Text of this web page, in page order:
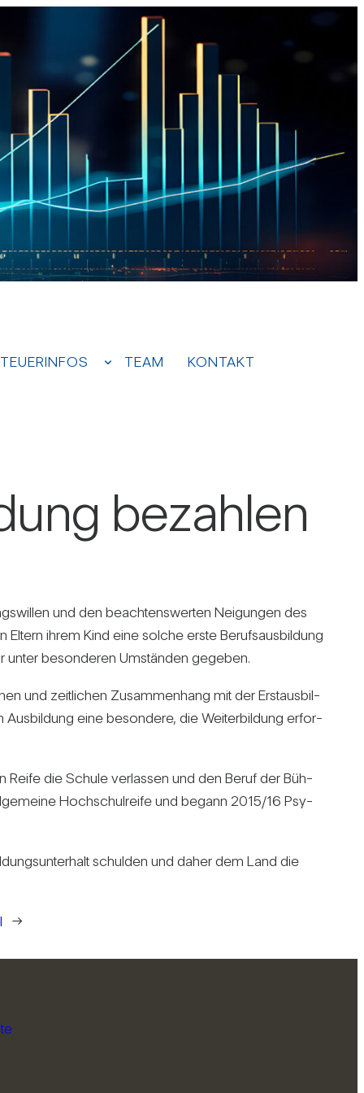
TEAM KONTAKT
bezahlen
und den beach­tens­werten Nei­gungen des
ihrem Kind eine solche erste Berufs­aus­bil­dung
unter beson­deren Umständen gegeben.
und zeit­li­chen Zusam­men­hang mit der Erst­aus­bil­
Aus­bil­dung eine beson­dere, die Wei­ter­bil­dung erfor­
Reife die Schule ver­lassen und den Beruf der Büh­
Hoch­schul­reife und begann 2015/​16 Psy­
schulden und daher dem Land die
→